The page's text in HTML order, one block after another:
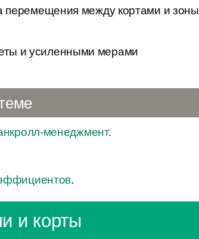
перемещения между кортами и зоны
и усиленными мерами
менеджмент.
.
и корты